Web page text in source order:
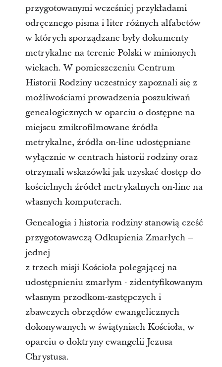
przygotowanymi wcześniej przykładami
odręcznego pisma i liter różnych alfabetów
w których sporządzane były dokumenty
metrykalne na terenie Polski w minionych
wiekach. W pomieszczeniu Centrum
Historii Rodziny uczestnicy zapoznali się z
możliwościami prowadzenia poszukiwań
genealogicznych w oparciu o dostępne na
miejscu zmikrofilmowane źródła
metrykalne, źródła on-line udostępniane
wyłącznie w centrach historii rodziny oraz
otrzymali wskazówki jak uzyskać dostęp do
kościelnych źródeł metrykalnych on-line na
własnych komputerach.
Genealogia i historia rodziny stanowią cześć
przygotowawczą Odkupienia Zmarłych –
jednej
z trzech misji Kościoła polegającej na
udostępnieniu zmarłym - zidentyfikowanym
własnym przodkom-zastępczych i
zbawczych obrzędów ewangelicznych
dokonywanych w świątyniach Kościoła, w
oparciu o doktryny ewangelii Jezusa
Chrystusa.